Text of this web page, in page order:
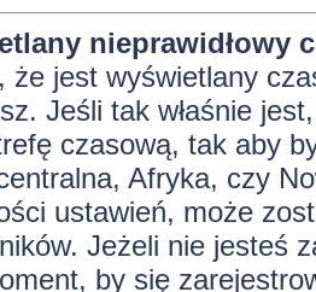
nieprawidłowy
że jest wyświetlany
Jeśli tak właśnie
czasową, tak aby
Afryka, czy
ustawień, może
Jeżeli nie jesteś
by się